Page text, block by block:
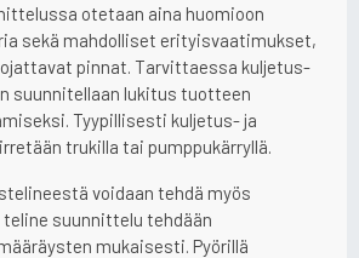
otetaan aina huomioon
sekä mahdolliset erityisvaatimukset,
pinnat. Tarvittaessa kuljetus-
suunnitellaan lukitus tuotteen
Tyypillisesti kuljetus- ja
trukilla tai pumppukärryllä.
voidaan tehdä myös
suunnittelu tehdään
mukaisesti. Pyörillä